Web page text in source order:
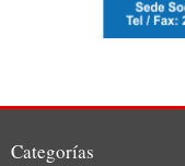
Categorías